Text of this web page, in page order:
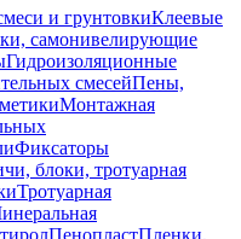
и грунтовкиКлеевые
самонивелирующие
Гидроизоляционные
смесейПены,
Монтажная
Фиксаторы
блоки, тротуарная
Тротуарная
ПенопластПленки,